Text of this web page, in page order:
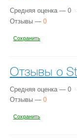
Средняя оценка — 0
Отзывы — 0
Сохранить
Отзывы о
Средняя оценка — 0
Отзывы — 0
Сохранить